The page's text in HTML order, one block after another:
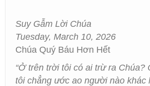
Suy Gẫm Lời Chúa
Tuesday, March 10, 2026
Chúa Quý Báu Hơn Hết
“Ở trên trời tôi có ai trừ ra Chúa?
tôi chẳng ước ao người nào khác